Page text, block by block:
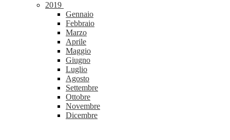
2019
Gennaio
Febbraio
Marzo
Aprile
Maggio
Giugno
Luglio
Agosto
Settembre
Ottobre
Novembre
Dicembre